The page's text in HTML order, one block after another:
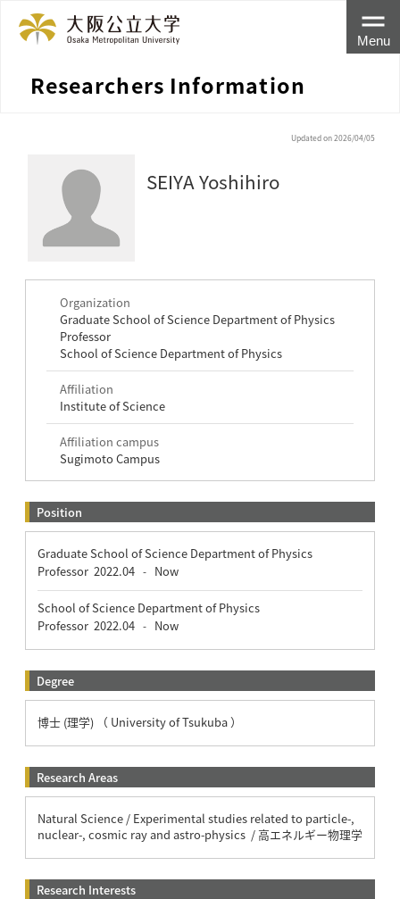
Researchers Information
Menu
Updated on 2026/04/05
SEIYA Yoshihiro
Organization
Graduate School of Science Department of Physics
Professor
School of Science Department of Physics
Affiliation
Institute of Science
Affiliation campus
Sugimoto Campus
Position
Graduate School of Science Department of Physics
Professor 2022.04 - Now
School of Science Department of Physics
Professor 2022.04 - Now
Degree
博士 (理学) （ University of Tsukuba ）
Research Areas
Natural Science / Experimental studies related to particle-,
nuclear-, cosmic ray and astro-physics / 高エネルギー物理学
Research Interests